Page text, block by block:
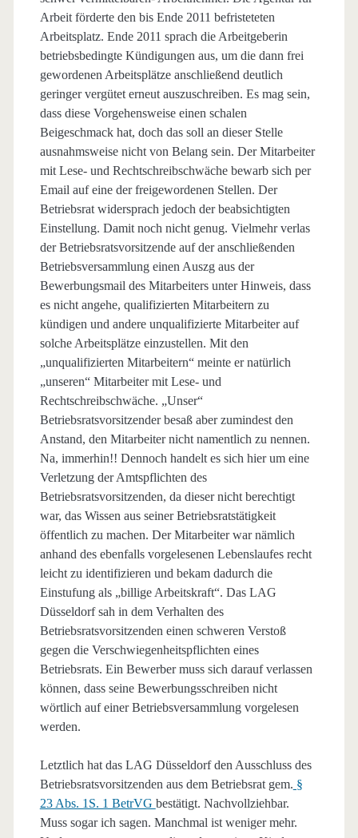
Arbeit förderte den bis Ende 2011 befristeteten
Arbeitsplatz. Ende 2011 sprach die Arbeitgeberin
betriebsbedingte Kündigungen aus, um die dann frei
gewordenen Arbeitsplätze anschließend deutlich
geringer vergütet erneut auszuschreiben. Es mag sein,
dass diese Vorgehensweise einen schalen
Beigeschmack hat, doch das soll an dieser Stelle
ausnahmsweise nicht von Belang sein. Der Mitarbeiter
mit Lese- und Rechtschreibschwäche bewarb sich per
Email auf eine der freigewordenen Stellen. Der
Betriebsrat widersprach jedoch der beabsichtigten
Einstellung. Damit noch nicht genug. Vielmehr verlas
der Betriebsratsvorsitzende auf der anschließenden
Betriebsversammlung einen Auszg aus der
Bewerbungsmail des Mitarbeiters unter Hinweis, dass
es nicht angehe, qualifizierten Mitarbeitern zu
kündigen und andere unqualifizierte Mitarbeiter auf
solche Arbeitsplätze einzustellen. Mit den
„unqualifizierten Mitarbeitern“ meinte er natürlich
„unseren“ Mitarbeiter mit Lese- und
Rechtschreibschwäche. „Unser“
Betriebsratsvorsitzender besaß aber zumindest den
Anstand, den Mitarbeiter nicht namentlich zu nennen.
Na, immerhin!! Dennoch handelt es sich hier um eine
Verletzung der Amtspflichten des
Betriebsratsvorsitzenden, da dieser nicht berechtigt
war, das Wissen aus seiner Betriebsratstätigkeit
öffentlich zu machen. Der Mitarbeiter war nämlich
anhand des ebenfalls vorgelesenen Lebenslaufes recht
leicht zu identifizieren und bekam dadurch die
Einstufung als „billige Arbeitskraft“. Das LAG
Düsseldorf sah in dem Verhalten des
Betriebsratsvorsitzenden einen schweren Verstoß
gegen die Verschwiegenheitspflichten eines
Betriebsrats. Ein Bewerber muss sich darauf verlassen
können, dass seine Bewerbungsschreiben nicht
wörtlich auf einer Betriebsversammlung vorgelesen
werden.
Letztlich hat das LAG Düsseldorf den Ausschluss des
Betriebsratsvorsitzenden aus dem Betriebsrat gem. §
23 Abs. 1S. 1 BetrVG bestätigt. Nachvollziehbar.
Muss sogar ich sagen. Manchmal ist weniger mehr.